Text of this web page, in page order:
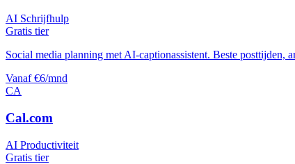
AI Schrijfhulp
Gratis tier
Social media planning met AI-captionassistent. Beste posttijden,
Vanaf €6/mnd
CA
Cal.com
AI Productiviteit
Gratis tier